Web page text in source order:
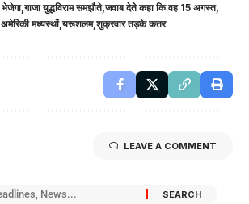
गाजा युद्धविराम समझौते जवाब देते कहा कि वह 15 अगस्त
मध्यस्थों यरूशलम शुक्रवार तड़के कतर
LEAVE A COMMENT